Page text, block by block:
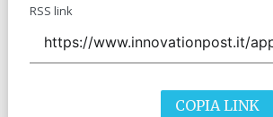
RSS link
COPIA LINK